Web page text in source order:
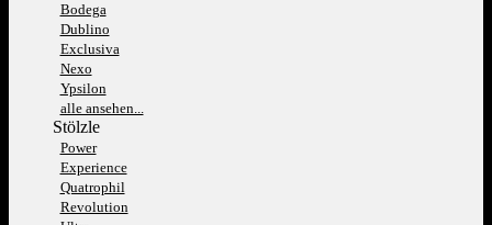
Bodega
Dublino
Exclusiva
Nexo
Ypsilon
alle ansehen...
Stölzle
Power
Experience
Quatrophil
Revolution